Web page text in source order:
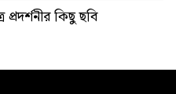
কিছু ছবি